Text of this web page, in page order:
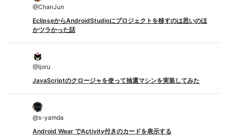
@ChanJun
EclipseからAndroidStudioにプロジェクトを移すのは思いのほ
かツラかった話
@Ijoru
JavaScriptのクロージャを使って抽選マシンを実装してみた
@s-yamda
Android Wear でActivity付きのカードを表示する